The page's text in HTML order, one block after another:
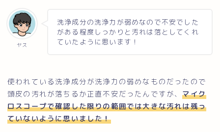
ヤス
洗浄成分の洗浄力が弱めなので不安でした
がある程度しっかりと汚れは落としてくれ
ていたように思います！
使われている洗浄成分が洗浄力の弱めなものだったので
頭皮の汚れが落ちるか正直不安だったんですが、マイク
ロスコープで確認した限りの範囲では大きな汚れは残っ
ていないように思いました！